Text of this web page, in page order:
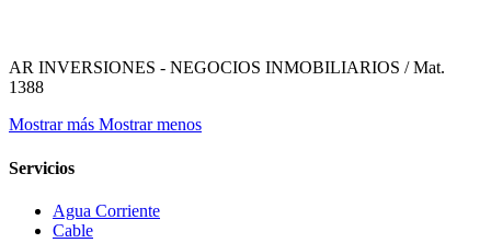
AR INVERSIONES - NEGOCIOS INMOBILIARIOS / Mat.
1388
Mostrar más Mostrar menos
Servicios
Agua Corriente
Cable